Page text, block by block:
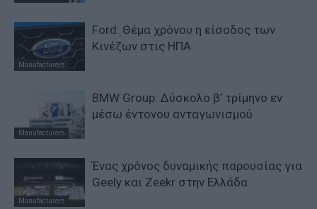
Manufacturers
Ford: Θέμα χρόνου η είσοδος των
Κινέζων στις ΗΠΑ
Manufacturers
BMW Group: Δύσκολο β’ τρίμηνο εν
μέσω έντονου ανταγωνισμού
Manufacturers
Ένας χρόνος δυναμικής παρουσίας για
Geely και Zeekr στην Ελλάδα